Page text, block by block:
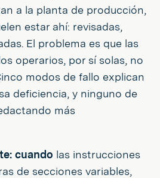
a la planta de producción,
estar ahí: revisadas,
El problema es que las
operarios, por sí solas, no
modos de fallo explican
deficiencia, y ninguno de
más
cuando las instrucciones
de secciones variables,